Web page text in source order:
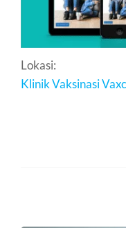
Lokasi:
Klinik Vaksinasi